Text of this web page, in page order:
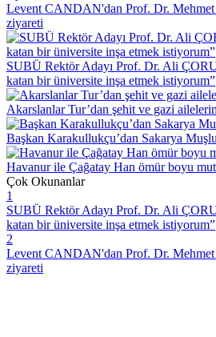
Levent CANDAN'dan Prof. Dr.
ziyareti
SUBÜ Rektör Adayı Prof. Dr. Ali
katan bir üniversite inşa etmek istiyorum”
Akarslanlar Tur’dan şehit ve gazi
Başkan Karakullukçu’dan Sakarya
Havanur ile Çağatay Han ömür boyu
Çok Okunanlar
1
SUBÜ Rektör Adayı Prof. Dr. Ali
katan bir üniversite inşa etmek istiyorum”
2
Levent CANDAN'dan Prof. Dr.
ziyareti